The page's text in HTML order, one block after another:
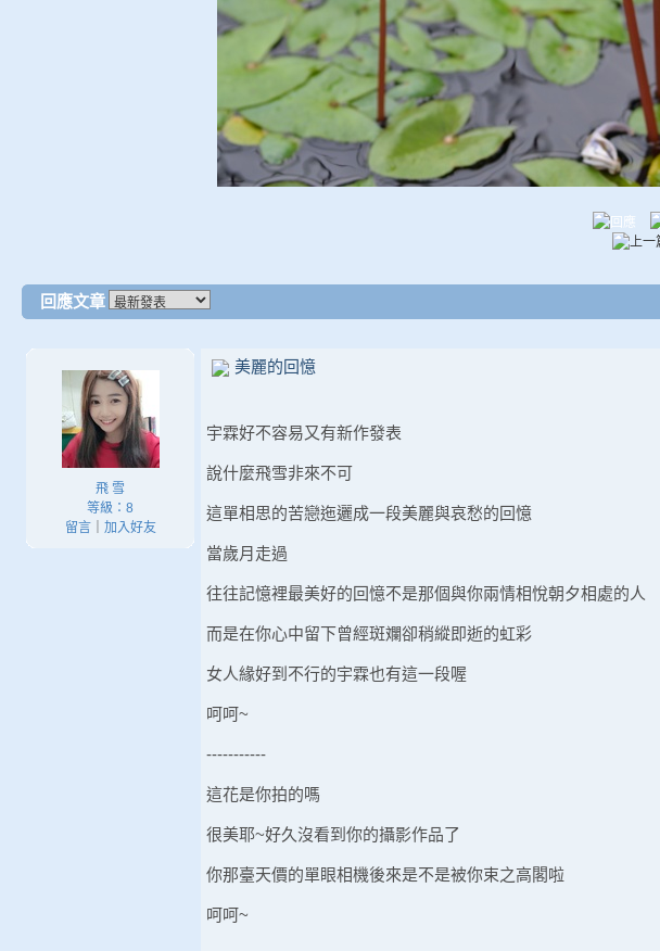
回應文章
飛 雪
等級：8
留言｜ 加入好友
美麗的回憶
宇霖好不容易又有新作發表
說什麼飛雪非來不可
這單相思的苦戀迤邐成一段美麗與哀愁的回憶
當歲月走過
往往記憶裡最美好的回憶不是那個與你兩情相悅朝夕相處的人
而是在你心中留下曾經斑斕卻稍縱即逝的虹彩
女人緣好到不行的宇霖也有這一段喔
呵呵~
-----------
這花是你拍的嗎
很美耶~好久沒看到你的攝影作品了
你那臺天價的單眼相機後來是不是被你束之高閣啦
呵呵~